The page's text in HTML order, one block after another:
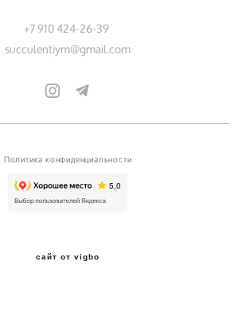
+7 910 424-26-39
succulentiym@gmail.com
Политика конфиденциальности
сайт от vigbo